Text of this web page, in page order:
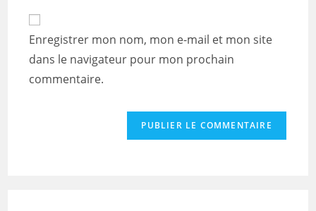
votre
site
(facultatif)
Enregistrer mon nom, mon e-mail et mon site
dans le navigateur pour mon prochain
commentaire.